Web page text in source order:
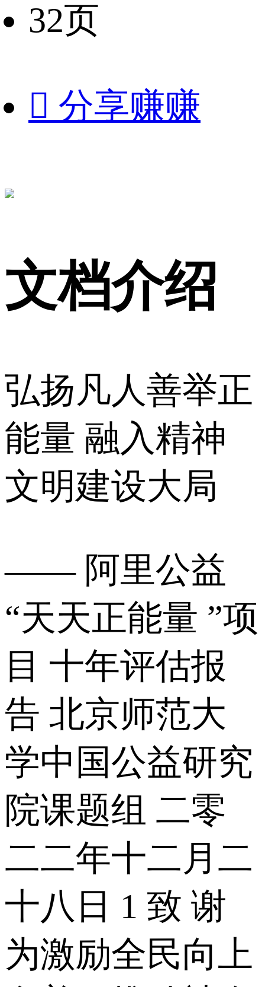
32页
 分享赚赚
文档介绍
弘扬凡人善举正
能量 融入精神
文明建设大局
—— 阿里公益
“天天正能量 ”项
目 十年评估报
告 北京师范大
学中国公益研究
院课题组 二零
二二年十二月二
十八日 1 致 谢
为激励全民向上